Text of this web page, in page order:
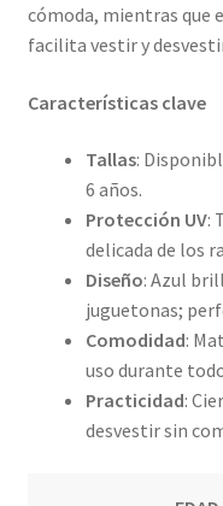
cómoda, mientras que
facilita vestir y
Características clave
Tallas:
6 años.
Protección UV:
delicada de los
Diseño: Azul
juguetonas;
Comodidad:
uso durante
Practicidad:
desvestir sin